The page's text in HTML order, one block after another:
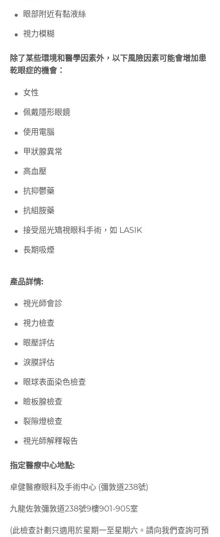
眼部附近有黏液絲
視力模糊
除了某些環境和醫學因素外，以下風險因素可能會增加患
乾眼症的機會：
女性
佩戴隱形眼鏡
使用電腦
甲狀腺異常
高血壓
抗抑鬱藥
抗組胺藥
接受屈光矯視眼科手術，如 LASIK
長期吸煙
產品詳情:
視光師會診
視力檢查
眼壓評估
淚膜評估
眼球表面染色檢查
瞼板腺檢查
裂隙燈檢查
視光師解釋報告
指定醫療中心地點:
卓健醫療眼科及手術中心 (彌敦道238號)
九龍佐敦彌敦道238號9樓901-905室
(此檢查計劃只適用於星期一至星期六。請向我們查詢可預